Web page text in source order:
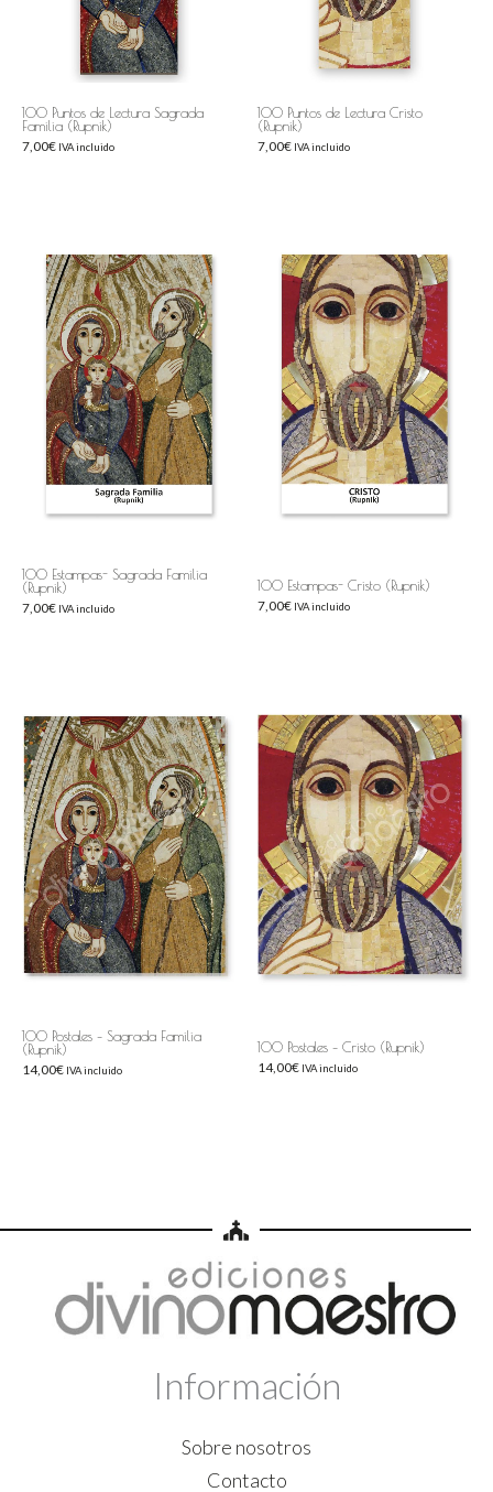
100 Puntos de Lectura Sagrada
Familia (Rupnik)
7,00€ IVA incluido
100 Puntos de Lectura Cristo
(Rupnik)
7,00€ IVA incluido
100 Estampas- Sagrada Familia
(Rupnik)
7,00€ IVA incluido
100 Estampas- Cristo (Rupnik)
7,00€ IVA incluido
100 Postales – Sagrada Familia
(Rupnik)
14,00€ IVA incluido
100 Postales – Cristo (Rupnik)
14,00€ IVA incluido
Información
Sobre nosotros
Contacto